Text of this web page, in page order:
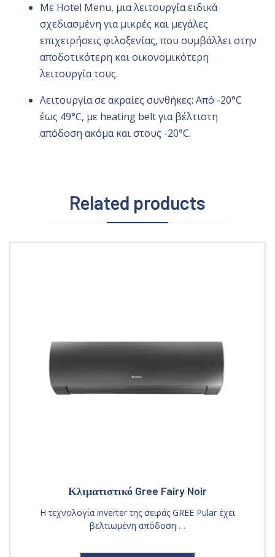
Με Hotel Menu, μια λειτουργία ειδικά
σχεδιασμένη για μικρές και μεγάλες
επιχειρήσεις φιλοξενίας, που συμβάλλει στην
αποδοτικότερη και οικονομικότερη
λειτουργία τους.
Λειτουργία σε ακραίες συνθήκες: Από -20°C
έως 49°C, με heating belt για βέλτιστη
απόδοση ακόμα και στους -20°C.
Related products
Κλιματιστικό Gree Fairy Noir
Η τεχνολογία inverter της σειράς GREE Pular έχει
βελτιωμένη απόδοση …